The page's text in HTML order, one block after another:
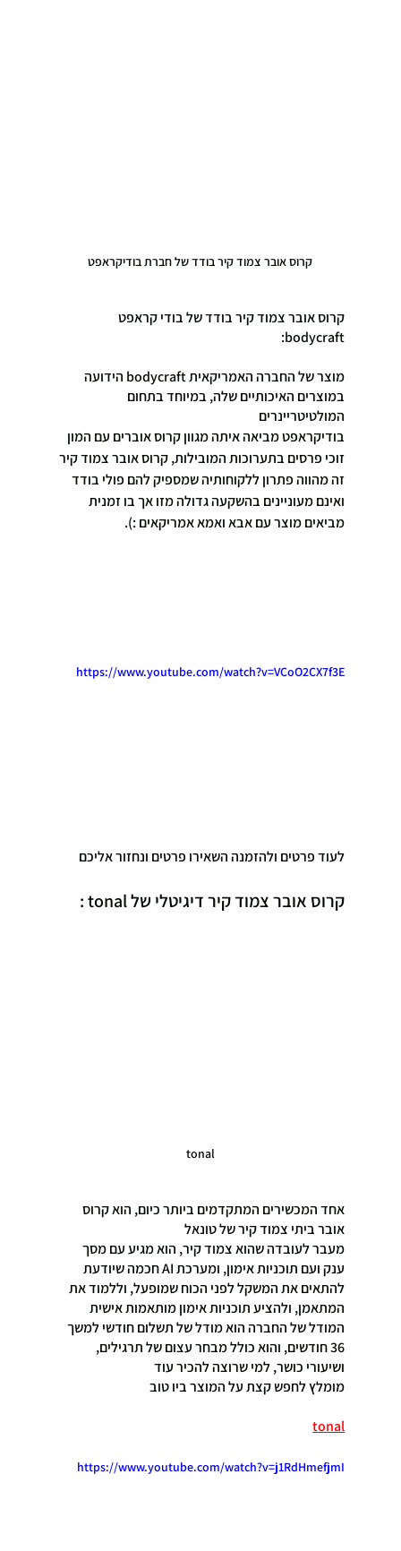
קרוס אובר צמוד קיר בודד של חברת בודיקראפט
קרוס אובר צמוד קיר בודד של בודי קראפט
bodycraft:
מוצר של החברה האמריקאית bodycraft הידועה
במוצרים האיכותיים שלה, במיוחד בתחום
המולטיטריינרים
בודיקראפט מביאה איתה מגוון קרוס אוברים עם המון
זוכי פרסים בתערוכות המובילות, קרוס אובר צמוד קיר
זה מהווה פתרון ללקוחותיה שמספיק להם פולי בודד
ואינם מעוניינים בהשקעה גדולה מזו אך בו זמנית
מביאים מוצר עם אבא ואמא אמריקאים :).
https://www.youtube.com/watch?v=VCoO2CX7f3E
לעוד פרטים ולהזמנה השאירו פרטים ונחזור אליכם
קרוס אובר צמוד קיר דיגיטלי של tonal :
tonal
אחד המכשירים המתקדמים ביותר כיום, הוא קרוס
אובר ביתי צמוד קיר של טונאל
מעבר לעובדה שהוא צמוד קיר, הוא מגיע עם מסך
ענק ועם תוכניות אימון, ומערכת AI חכמה שיודעת
להתאים את המשקל לפני הכוח שמופעל, וללמוד את
המתאמן, ולהציע תוכניות אימון מותאמות אישית
המודל של החברה הוא מודל של תשלום חודשי למשך
36 חודשים, והוא כולל מבחר עצום של תרגילים,
ושיעורי כושר, למי שרוצה להכיר עוד
מומלץ לחפש קצת על המוצר ביו טוב
tonal
https://www.youtube.com/watch?v=j1RdHmefjmI